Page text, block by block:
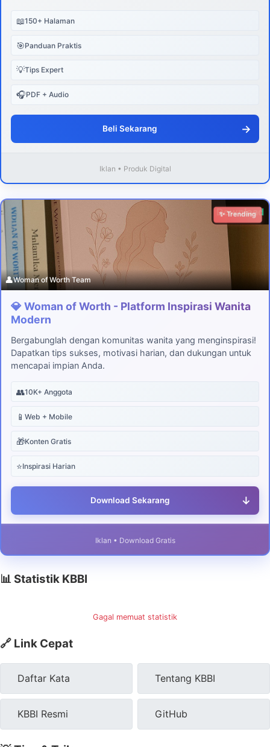
📖150+ Halaman
🎯Panduan Praktis
💡Tips Expert
🎧PDF + Audio
Beli Sekarang →
Iklan • Produk Digital
Download
✨ Trending
👤Woman of Worth Team
💎 Woman of Worth - Platform Inspirasi Wanita
Modern
Bergabunglah dengan komunitas wanita yang menginspirasi!
Dapatkan tips sukses, motivasi harian, dan dukungan untuk
mencapai impian Anda.
👥10K+ Anggota
📱 Web + Mobile
🎁Konten Gratis
⭐Inspirasi Harian
Download Sekarang ↓
Iklan • Download Gratis
📊 Statistik KBBI
Gagal memuat statistik
🔗 Link Cepat
Daftar Kata Tentang KBBI
KBBI Resmi GitHub